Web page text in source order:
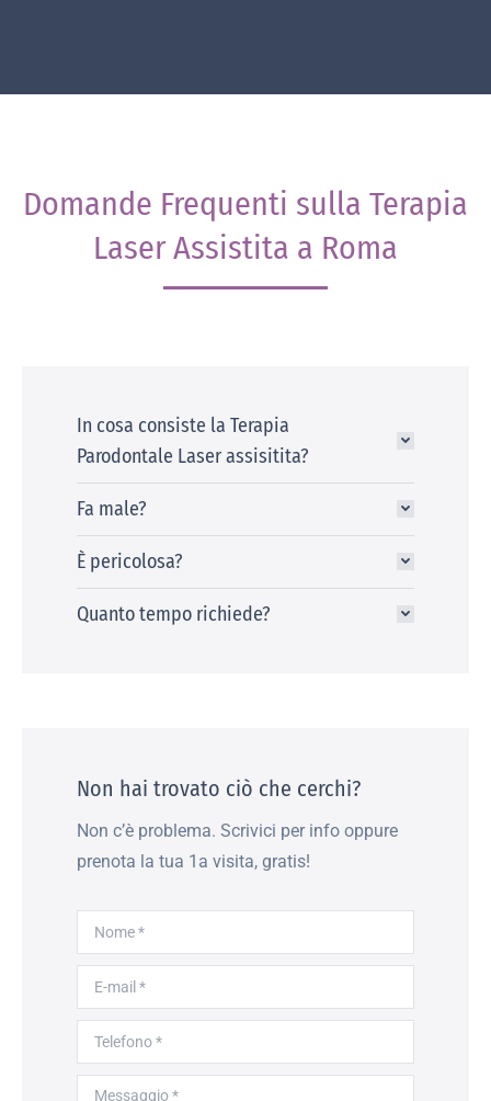
Domande Frequenti sulla Terapia
Laser Assistita a Roma
In cosa consiste la Terapia
Parodontale Laser assisitita?
Fa male?
È pericolosa?
Quanto tempo richiede?
Non hai trovato ciò che cerchi?
Non c’è problema. Scrivici per info oppure
prenota la tua 1a visita, gratis!
Nome *
E-mail *
Telefono *
Messaggio *